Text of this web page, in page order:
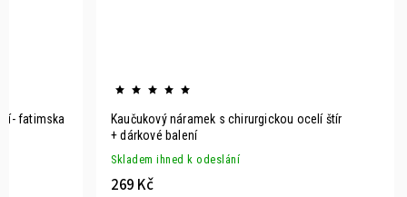
fatimska
Kaučukový náramek s chirurgickou ocelí štír
+ dárkové balení
Skladem ihned k odeslání
269 Kč